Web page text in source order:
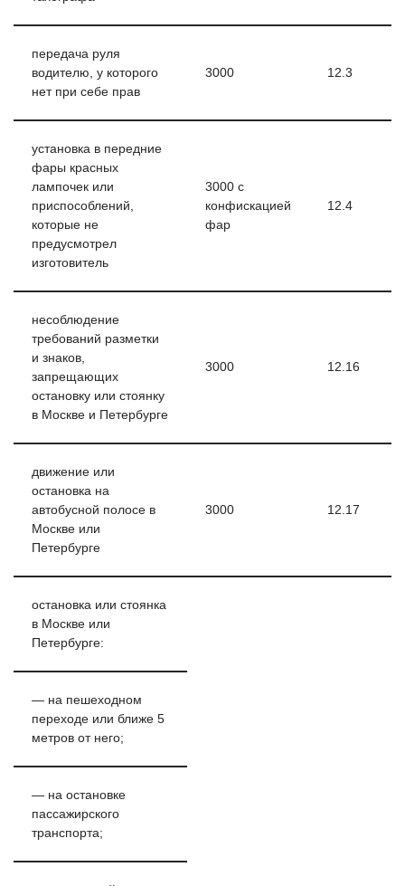
передача руля
водителю, у которого
нет при себе прав
3000 12.3
установка в передние
фары красных
лампочек или
приспособлений,
которые не
предусмотрел
изготовитель
3000 с
конфискацией
фар
12.4
несоблюдение
требований разметки
и знаков,
запрещающих
остановку или стоянку
в Москве и Петербурге
3000 12.16
движение или
остановка на
автобусной полосе в
Москве или
Петербурге
3000 12.17
остановка или стоянка
в Москве или
Петербурге:
— на пешеходном
переходе или ближе 5
метров от него;
— на остановке
пассажирского
транспорта;